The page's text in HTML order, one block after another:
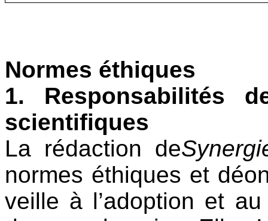
Normes éthiques
1. Responsabilités
scientifiques
La rédaction de
normes éthiques et
veille à l’adoption et